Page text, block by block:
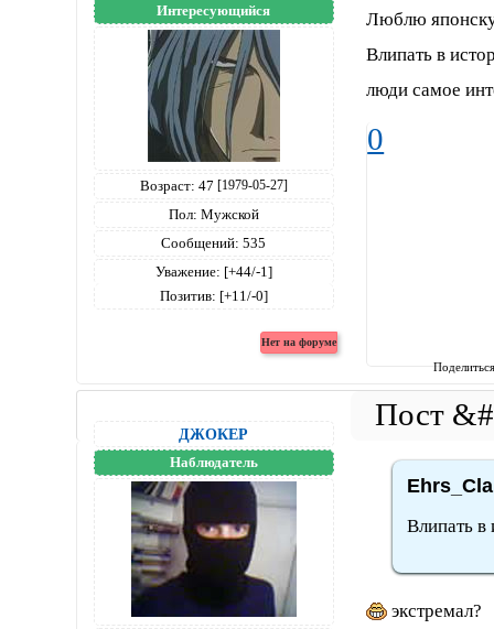
Интересующийся
Возраст: 47 [1979-05-27]
Пол: Мужской
Сообщений: 535
Уважение: [+44/-1]
Позитив: [+11/-0]
Люблю
Влипать в
люди самое
0
ДЖОКЕР
Наблюдатель
Влипать в
экстремал?